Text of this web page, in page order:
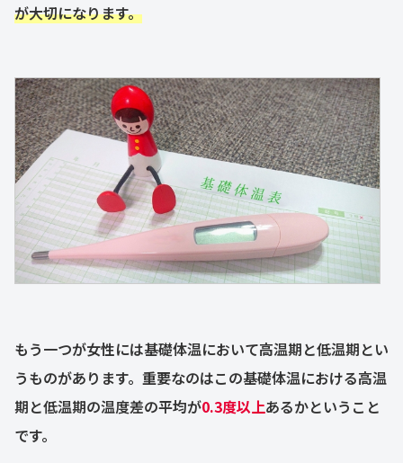
が大切になります。
もう一つが女性には基礎体温において高温期と低温期とい
うものがあります。重要なのはこの基礎体温における高温
期と低温期の温度差の平均が0.3度以上あるかということ
です。